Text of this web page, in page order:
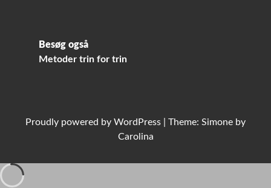
Besøg også
Metoder trin for trin
Proudly powered by WordPress
Theme: Simone by
Carolina